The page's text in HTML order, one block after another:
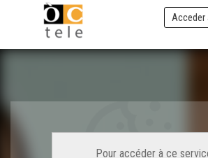
Acceder
Pour accéder à ce